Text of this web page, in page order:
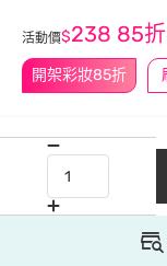
開架彩妝85折
活動價$238 85折